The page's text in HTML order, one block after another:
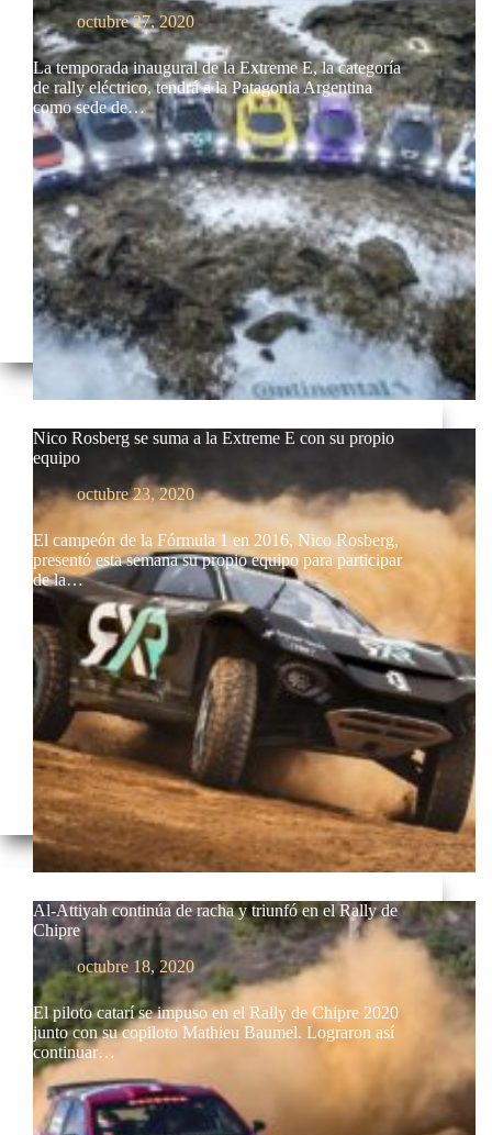
octubre 27, 2020
La temporada inaugural de la Extreme E, la categoría
de rally eléctrico, tendrá a la Patagonia Argentina
como sede de…
Nico Rosberg se suma a la Extreme E con su propio
equipo
octubre 23, 2020
El campeón de la Fórmula 1 en 2016, Nico Rosberg,
presentó esta semana su propio equipo para participar
de la…
Al-Attiyah continúa de racha y triunfó en el Rally de
Chipre
octubre 18, 2020
El piloto catarí se impuso en el Rally de Chipre 2020
junto con su copiloto Mathieu Baumel. Lograron así
continuar…